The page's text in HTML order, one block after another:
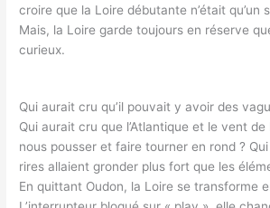
croire que la Loire débutante n’était qu’un
Mais, la Loire garde toujours en réserve
curieux.
Qui aurait cru qu’il pouvait y avoir des
Qui aurait cru que l’Atlantique et le vent de
nous pousser et faire tourner en rond ?
rires allaient gronder plus fort que les
En quittant Oudon, la Loire se transforme